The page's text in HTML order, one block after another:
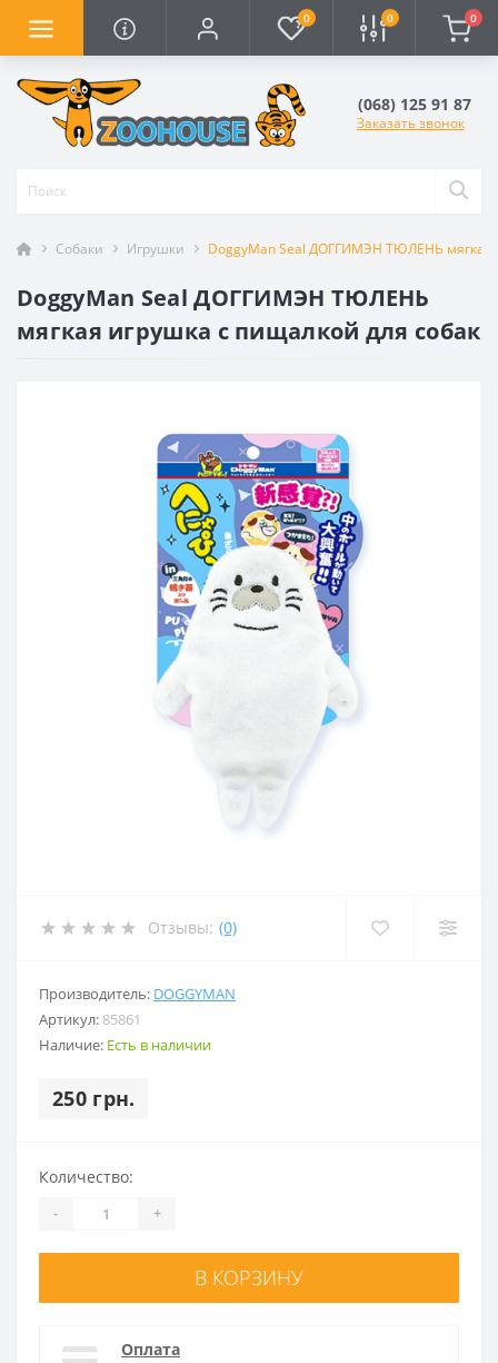
0 0 0
(068) 125 91 87
Заказать звонок
Собаки Игрушки DoggyMan Seal ДОГГИМЭН ТЮЛЕНЬ мягкая
DoggyMan Seal ДОГГИМЭН ТЮЛЕНЬ
мягкая игрушка с пищалкой для собак
Отзывы: (0)
Производитель: DOGGYMAN
Артикул: 85861
Наличие: Есть в наличии
250 грн.
Количество:
- +
В КОРЗИНУ
Оплата